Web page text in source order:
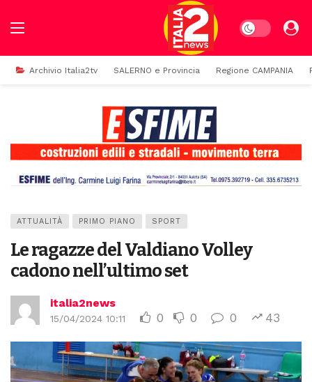
Dark mode
Archivio Italia2tv SALERNO e Provincia Regione CAMPANIA
ATTUALITÀ PRIMO PIANO SPORT
Le ragazze del Valdiano Volley
cadono nell’ultimo set
italia2news
15/04/2024 10:11 0 0 0 43